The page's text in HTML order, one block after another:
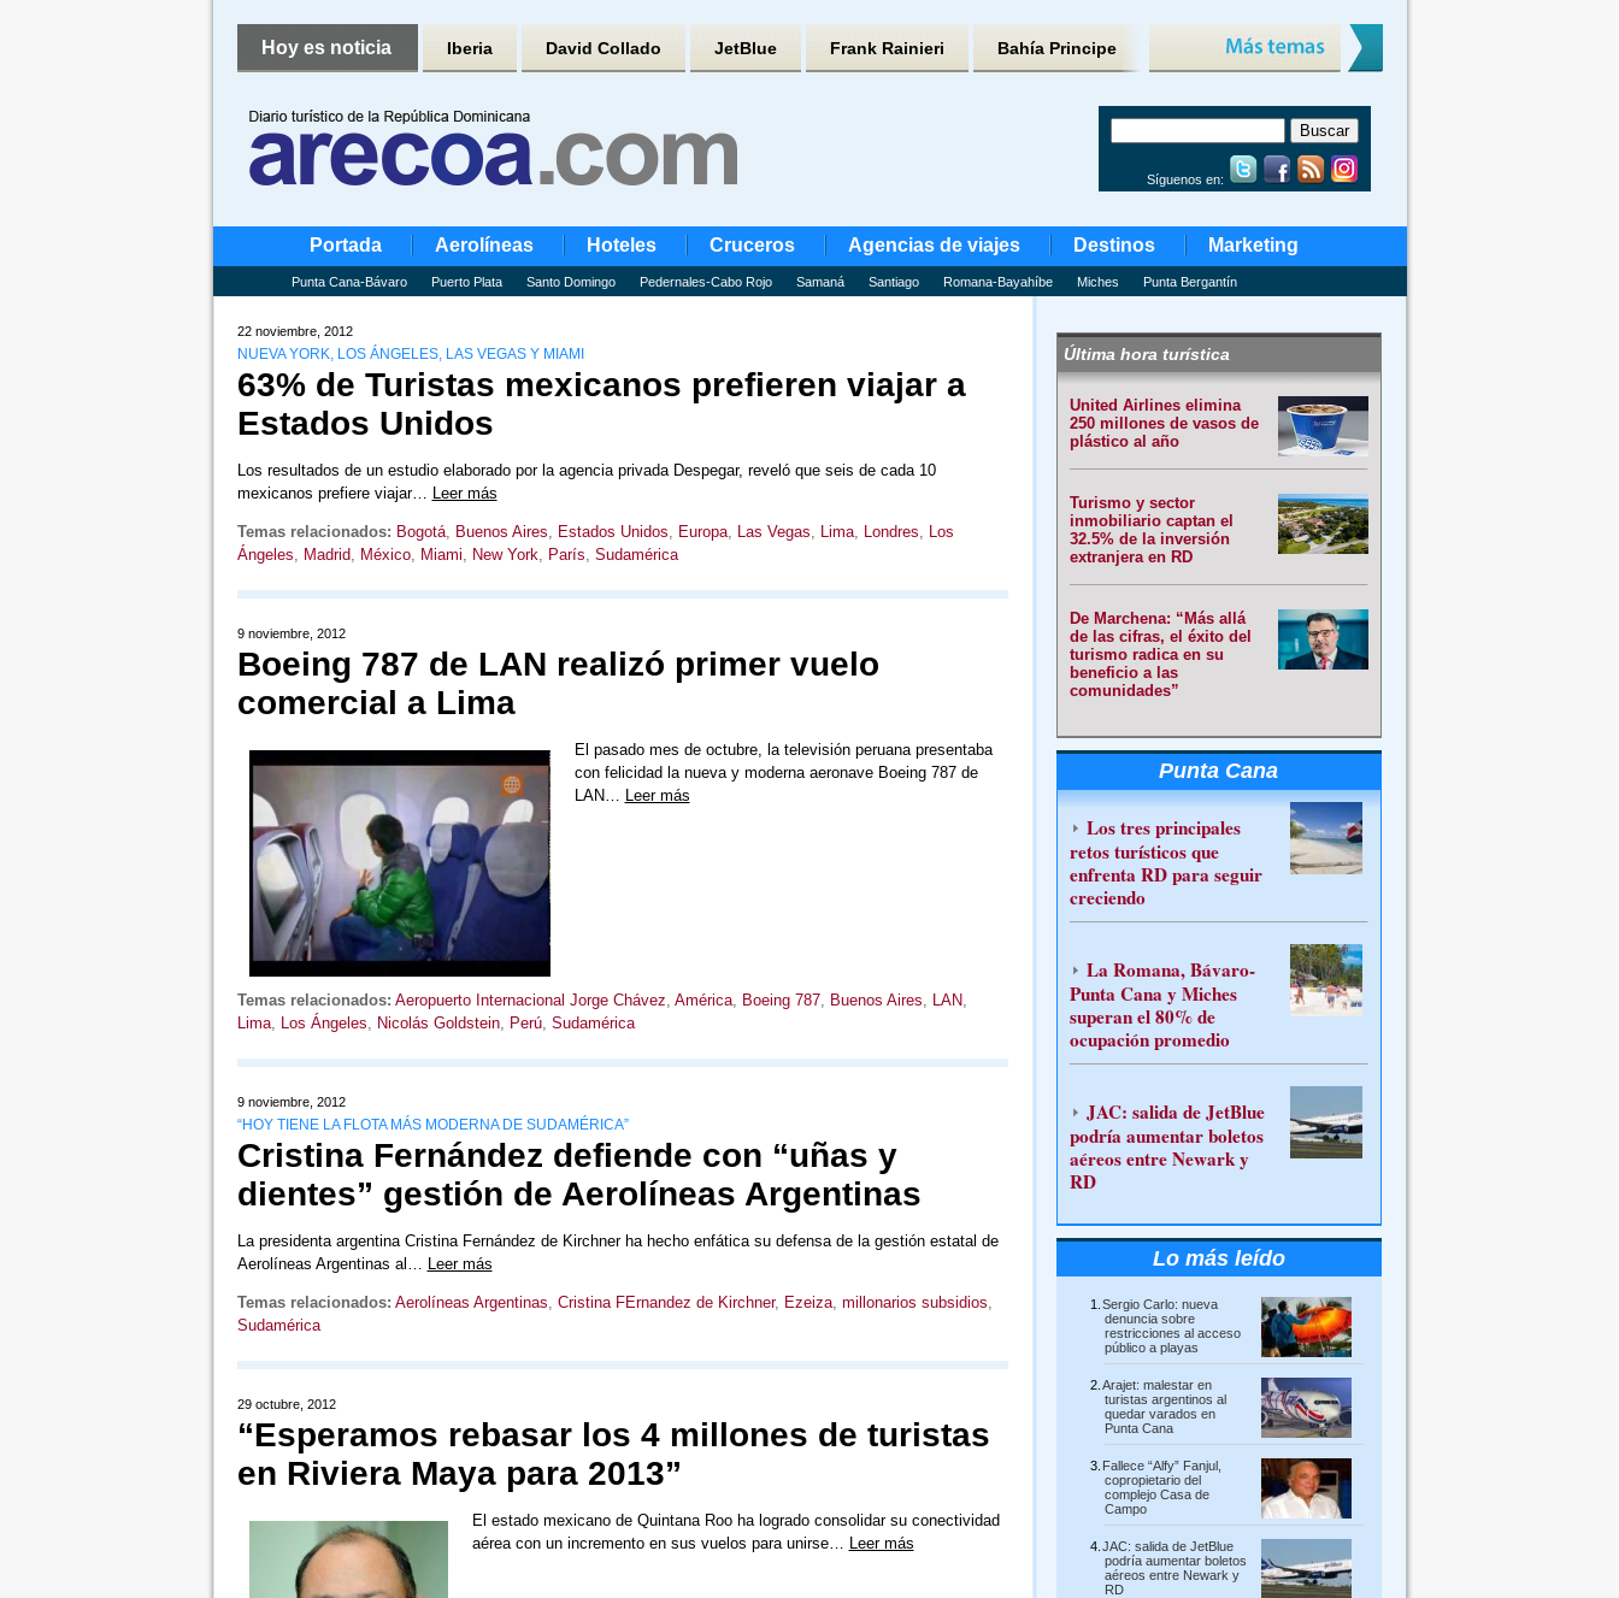
Hoy es noticia Iberia David Collado JetBlue Frank Rainieri Bahía Principe
Síguenos en:
Portada Aerolíneas Hoteles Cruceros Agencias de viajes Destinos Marketing
Punta Cana-Bávaro Puerto Plata Santo Domingo Pedernales-Cabo Rojo Samaná Santiago Romana-Bayahíbe Miches Punta Bergantín
22 noviembre, 2012
NUEVA YORK, LOS ÁNGELES, LAS VEGAS Y MIAMI
63% de Turistas mexicanos prefieren viajar a
Estados Unidos
Los resultados de un estudio elaborado por la agencia privada Despegar, reveló que seis de cada 10
mexicanos prefiere viajar… Leer más
Temas relacionados: Bogotá, Buenos Aires, Estados Unidos, Europa, Las Vegas, Lima, Londres, Los
Ángeles, Madrid, México, Miami, New York, París, Sudamérica
9 noviembre, 2012
Boeing 787 de LAN realizó primer vuelo
comercial a Lima
El pasado mes de octubre, la televisión peruana presentaba
con felicidad la nueva y moderna aeronave Boeing 787 de
LAN… Leer más
Temas relacionados: Aeropuerto Internacional Jorge Chávez América, Boeing 787, Buenos Aires LAN,
Lima, Los Ángeles Nicolás Goldstein, Perú, Sudamérica
9 noviembre, 2012
“HOY TIENE LA FLOTA MÁS MODERNA DE SUDAMÉRICA”
Cristina Fernández defiende con “uñas y
dientes” gestión de Aerolíneas Argentinas
La presidenta argentina Cristina Fernández de Kirchner ha hecho enfática su defensa de la gestión estatal de
Aerolíneas Argentinas al… Leer más
Temas relacionados: Aerolíneas Argentinas Cristina FErnandez de Kirchner, Ezeiza, millonarios subsidios
Sudamérica
29 octubre, 2012
“Esperamos rebasar los 4 millones de turistas
en Riviera Maya para 2013”
El estado mexicano de Quintana Roo ha logrado consolidar su conectividad
aérea con un incremento en sus vuelos para unirse… Leer más
Última hora turística
United Airlines elimina
250 millones de vasos de
plástico al año
Turismo y sector
inmobiliario captan el
32.5% de la inversión
extranjera en RD
De Marchena: “Más allá
de las cifras, el éxito del
turismo radica en su
beneficio a las
comunidades”
Punta Cana
Los tres principales
retos turísticos que
enfrenta RD para seguir
creciendo
La Romana, Bávaro-
Punta Cana y Miches
superan el 80% de
ocupación promedio
JAC: salida de JetBlue
podría aumentar boletos
aéreos entre Newark y
RD
Lo más leído
Sergio Carlo: nueva
denuncia sobre
restricciones al acceso
público a playas
Arajet: malestar en
turistas argentinos al
quedar varados en
Punta Cana
Fallece “Alfy” Fanjul,
copropietario del
complejo Casa de
Campo
JAC: salida de JetBlue
podría aumentar boletos
aéreos entre Newark y
RD